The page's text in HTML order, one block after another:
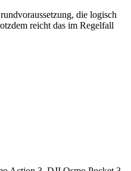
die logisch
reicht das im Regelfall